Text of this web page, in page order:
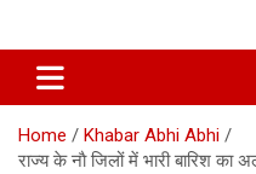
Home
Khabar Abhi Abhi
राज्य के नाै जिलों में भारी बारिश